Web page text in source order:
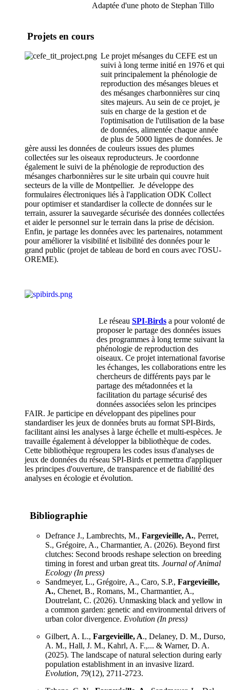
Adaptée d'une photo de Stephan Tillo
Projets en cours
Le projet mésanges du CEFE est un
suivi à long terme initié en 1976 et qui
suit principalement la phénologie de
reproduction des mésanges bleues et
des mésanges charbonnières sur cinq
sites majeurs. Au sein de ce projet, je
suis en charge de la gestion et de
l'optimisation de l'utilisation de la base
de données, alimentée chaque année
de plus de 5000 lignes de données. Je
gère aussi les données de couleurs issues des plumes
collectées sur les oiseaux reproducteurs. Je coordonne
également le suivi de la phénologie de reproduction des
mésanges charbonnières sur le site urbain qui couvre huit
secteurs de la ville de Montpellier. Je développe des
formulaires électroniques liés à l'application ODK Collect
pour optimiser et standardiser la collecte de données sur le
terrain, assurer la sauvegarde sécurisée des données collectées
et aider le personnel sur le terrain dans la prise de décision.
Enfin, je partage les données avec les partenaires, notamment
pour améliorer la visibilité et lisibilité des données pour le
grand public (projet de tableau de bord en cours avec l'OSU-
OREME).
Le réseau SPI-Birds a pour volonté de
proposer le partage des données issues
des programmes à long terme suivant la
phénologie de reproduction des
oiseaux. Ce projet international favorise
les échanges, les collaborations entre les
chercheurs de différents pays par le
partage des métadonnées et la
facilitation du partage sécurisé des
données associées selon les principes
FAIR. Je participe en développant des pipelines pour
standardiser les jeux de données bruts au format SPI-Birds,
facilitant ainsi les analyses à large échelle et multi-espèces. Je
travaille également à développer la bibliothèque de codes.
Cette bibliothèque regroupera les codes issus d'analyses de
jeux de données du réseau SPI-Birds et permettra d'appliquer
les principes d'ouverture, de transparence et de fiabilité des
analyses en écologie et évolution.
Bibliographie
Defrance J., Lambrechts, M., Fargevieille, A., Perret,
S., Grégoire, A., Charmantier, A. (2026). Beyond first
clutches: Second broods reshape selection on breeding
timing in forest and urban great tits. Journal of Animal
Ecology (In press)
Sandmeyer, L., Grégoire, A., Caro, S.P., Fargevieille,
A., Chenet, B., Romans, M., Charmantier, A.,
Doutrelant, C. (2026). Unmasking black and yellow in
a common garden: genetic and environmental drivers of
urban color divergence. Evolution (In press)
Gilbert, A. L., Fargevieille, A., Delaney, D. M., Durso,
A. M., Hall, J. M., Kahrl, A. F.,... & Warner, D. A.
(2025). The landscape of natural selection during early
population establishment in an invasive lizard.
Evolution, 79(12), 2711-2723.